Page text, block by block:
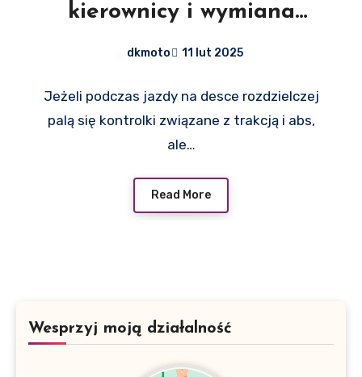
kierownicy i wymiana
dkmoto 11 lut 2025
Jeżeli podczas jazdy na desce rozdzielczej
palą się kontrolki związane z trakcją i abs,
ale…
Read More
Wesprzyj moją działalność